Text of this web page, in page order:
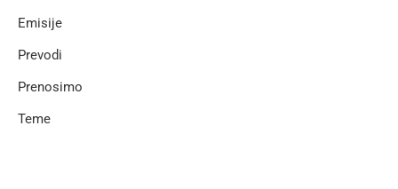
Emisije
Prevodi
Prenosimo
Teme